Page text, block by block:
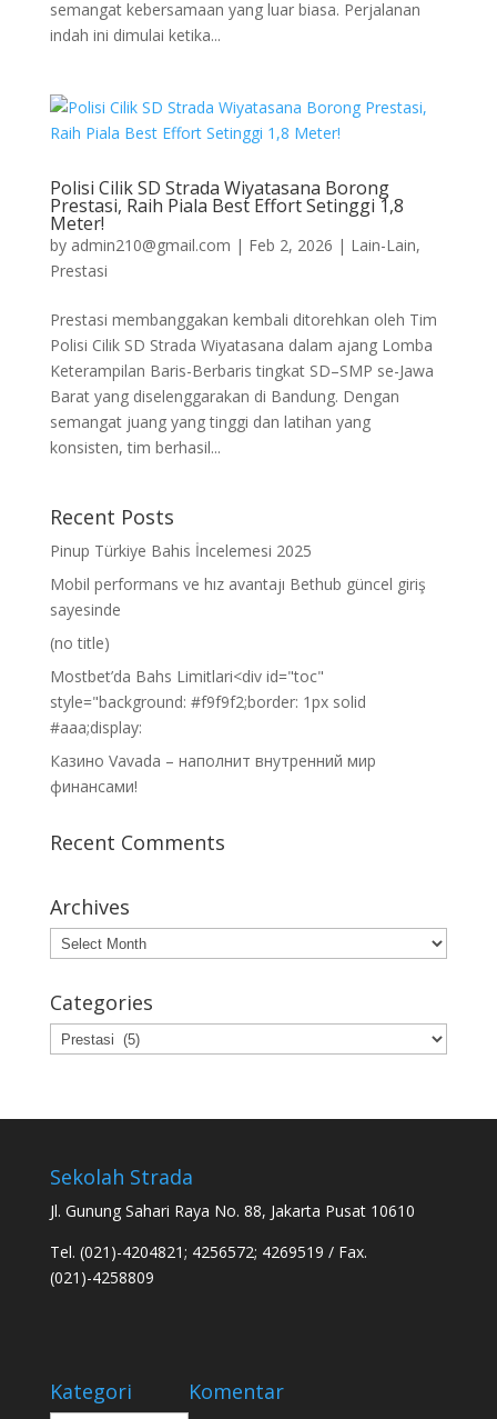
semangat kebersamaan yang luar biasa. Perjalanan
indah ini dimulai ketika...
Polisi Cilik SD Strada Wiyatasana Borong
Prestasi, Raih Piala Best Effort Setinggi 1,8
Meter!
by admin210@gmail.com | Feb 2, 2026 | Lain-Lain,
Prestasi
Prestasi membanggakan kembali ditorehkan oleh Tim
Polisi Cilik SD Strada Wiyatasana dalam ajang Lomba
Keterampilan Baris-Berbaris tingkat SD–SMP se-Jawa
Barat yang diselenggarakan di Bandung. Dengan
semangat juang yang tinggi dan latihan yang
konsisten, tim berhasil...
Recent Posts
Pinup Türkiye Bahis İncelemesi 2025
Mobil performans ve hız avantajı Bethub güncel giriş
sayesinde
(no title)
Mostbet’da Bahs Limitlari<div id="toc"
style="background: #f9f9f2;border: 1px solid
#aaa;display:
Казино Vavada – наполнит внутренний мир
финансами!
Recent Comments
Archives
Archives
Categories
Categories
Sekolah Strada
Jl. Gunung Sahari Raya No. 88, Jakarta Pusat 10610
Tel. (021)-4204821; 4256572; 4269519 / Fax.
(021)-4258809
Kategori Komentar